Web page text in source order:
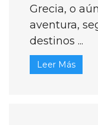
Grecia, o
aventura,
destinos ...
Leer Más